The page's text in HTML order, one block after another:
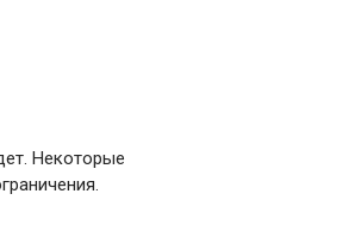
Некоторые